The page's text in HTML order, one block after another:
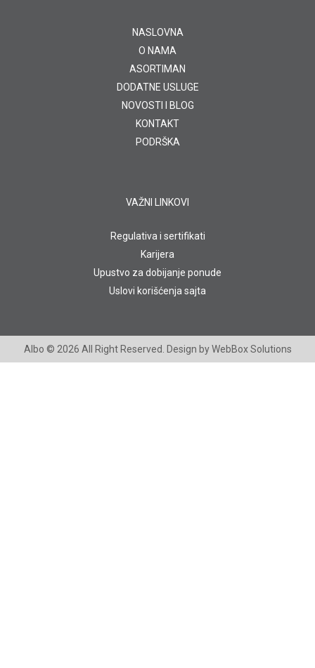
NASLOVNA
O NAMA
ASORTIMAN
DODATNE USLUGE
NOVOSTI I BLOG
KONTAKT
PODRŠKA
VAŽNI LINKOVI
Regulativa i sertifikati
Karijera
Upustvo za dobijanje ponude
Uslovi korišćenja sajta
Albo © 2026 All Right Reserved. Design byWebBox Solutions